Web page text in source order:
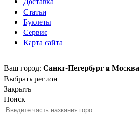
Статьи
Буклеты
Сервис
Карта сайта
Ваш город: Санкт-Петербург и Москва
Выбрать регион
Закрыть
Поиск